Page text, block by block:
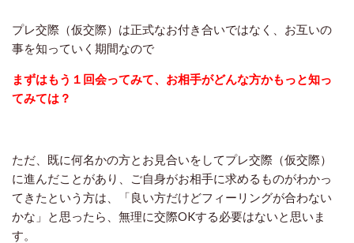
プレ交際（仮交際）は正式なお付き合いではなく、お互いの
事を知っていく期間なので
まずはもう１回会ってみて、お相手がどんな方かもっと知っ
てみては？
ただ、既に何名かの方とお見合いをしてプレ交際（仮交際）
に進んだことがあり、ご自身がお相手に求めるものがわかっ
てきたという方は、「良い方だけどフィーリングが合わない
かな」と思ったら、無理に交際OKする必要はないと思いま
す。